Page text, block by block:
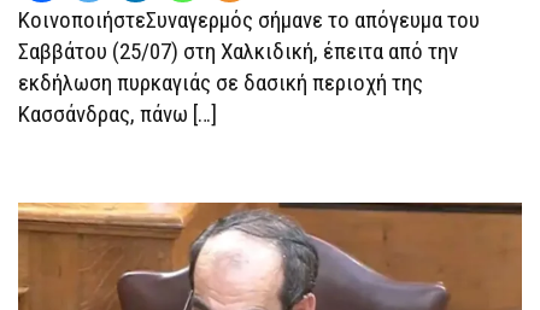
ΚοινοποιήστεΣυναγερμός σήμανε το απόγευμα του
Σαββάτου (25/07) στη Χαλκιδική, έπειτα από την
εκδήλωση πυρκαγιάς σε δασική περιοχή της
Κασσάνδρας, πάνω […]